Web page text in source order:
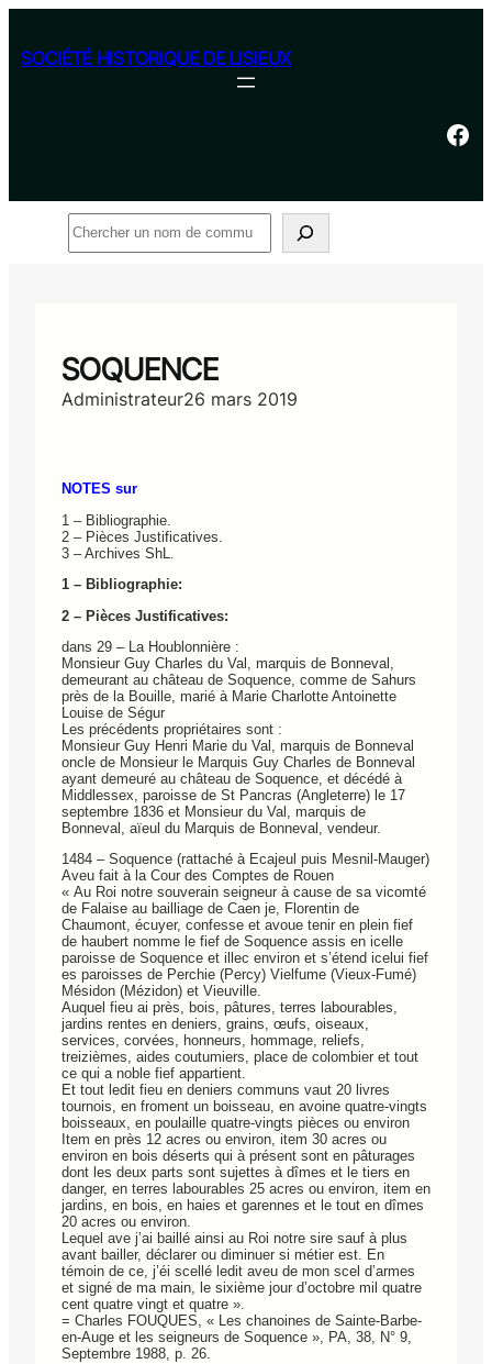
contenu
SOCIÉTÉ HISTORIQUE DE LISIEUX
Facebook
Rechercher
SOQUENCE
Administrateur26 mars 2019
NOTES sur
1 – Bibliographie.
2 – Pièces Justificatives.
3 – Archives ShL.
1 – Bibliographie:
2 – Pièces Justificatives:
dans 29 – La Houblonnière :
Monsieur Guy Charles du Val, marquis de Bonneval,
demeurant au château de Soquence, comme de Sahurs
près de la Bouille, marié à Marie Charlotte Antoinette
Louise de Ségur
Les précédents propriétaires sont :
Monsieur Guy Henri Marie du Val, marquis de Bonneval
oncle de Monsieur le Marquis Guy Charles de Bonneval
ayant demeuré au château de Soquence, et décédé à
Middlessex, paroisse de St Pancras (Angleterre) le 17
septembre 1836 et Monsieur du Val, marquis de
Bonneval, aïeul du Marquis de Bonneval, vendeur.
1484 – Soquence (rattaché à Ecajeul puis Mesnil-Mauger)
Aveu fait à la Cour des Comptes de Rouen
« Au Roi notre souverain seigneur à cause de sa vicomté
de Falaise au bailliage de Caen je, Florentin de
Chaumont, écuyer, confesse et avoue tenir en plein fief
de haubert nomme le fief de Soquence assis en icelle
paroisse de Soquence et illec environ et s’étend icelui fief
es paroisses de Perchie (Percy) Vielfume (Vieux-Fumé)
Mésidon (Mézidon) et Vieuville.
Auquel fieu ai près, bois, pâtures, terres labourables,
jardins rentes en deniers, grains, œufs, oiseaux,
services, corvées, honneurs, hommage, reliefs,
treizièmes, aides coutumiers, place de colombier et tout
ce qui a noble fief appartient.
Et tout ledit fieu en deniers communs vaut 20 livres
tournois, en froment un boisseau, en avoine quatre-vingts
boisseaux, en poulaille quatre-vingts pièces ou environ
Item en près 12 acres ou environ, item 30 acres ou
environ en bois déserts qui à présent sont en pâturages
dont les deux parts sont sujettes à dîmes et le tiers en
danger, en terres labourables 25 acres ou environ, item en
jardins, en bois, en haies et garennes et le tout en dîmes
20 acres ou environ.
Lequel ave j’ai baillé ainsi au Roi notre sire sauf à plus
avant bailler, déclarer ou diminuer si métier est. En
témoin de ce, j’éi scellé ledit aveu de mon scel d’armes
et signé de ma main, le sixième jour d’octobre mil quatre
cent quatre vingt et quatre ».
= Charles FOUQUES, « Les chanoines de Sainte-Barbe-
en-Auge et les seigneurs de Soquence », PA, 38, N° 9,
Septembre 1988, p. 26.